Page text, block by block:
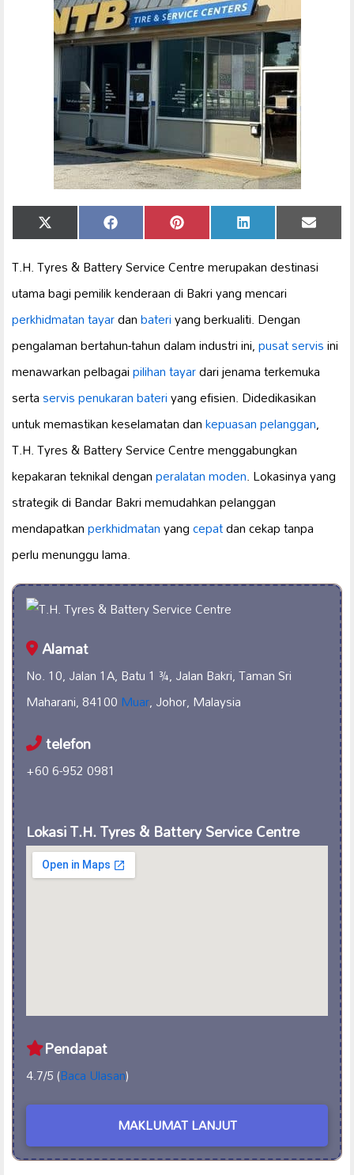
Share
on
X
(Twitter)
Share
on
Facebook Share
on
Pinterest Share
on
LinkedIn Share
on
Email
T.H. Tyres & Battery Service Centre merupakan destinasi
utama bagi pemilik kenderaan di Bakri yang mencari
perkhidmatan tayardanbateriyang berkualiti. Dengan
pengalaman bertahun-tahun dalam industri ini,pusat servisini
menawarkan pelbagaipilihan tayardari jenama terkemuka
sertaservispenukaran bateriyang efisien. Didedikasikan
untuk memastikan keselamatan dankepuasan pelanggan,
T.H. Tyres & Battery Service Centre menggabungkan
kepakaran teknikal denganperalatan moden. Lokasinya yang
strategik di Bandar Bakri memudahkan pelanggan
mendapatkanperkhidmatanyangcepatdan cekap tanpa
perlu menunggu lama.
Alamat
No. 10, Jalan 1A, Batu 1 ¾, Jalan Bakri, Taman Sri
Maharani, 84100Muar, Johor, Malaysia
telefon
+60 6-952 0981
Lokasi T.H. Tyres & Battery Service Centre
Pendapat
4.7/5 (Baca Ulasan)
MAKLUMAT LANJUT